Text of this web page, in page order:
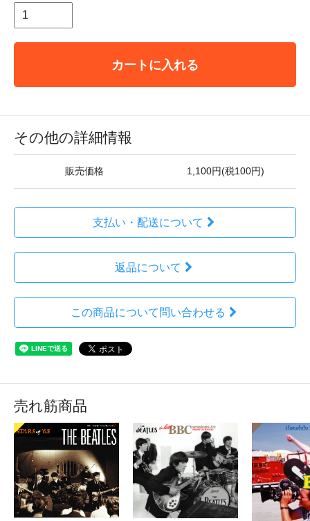
カートに入れる
その他の詳細情報
販売価格 1,100円(税100円)
支払い・配送について
返品について
この商品について問い合わせる
売れ筋商品